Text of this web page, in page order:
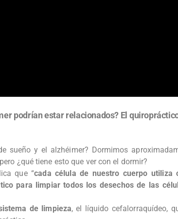
podrían estar relacionados? El
sueño y el alzhéimer? Dormimos
¿qué tiene esto que ver con el dormir?
que “cada célula de nuestro cuerpo
para limpiar todos los desechos de las
de limpieza, el líquido cefalorraquídeo,